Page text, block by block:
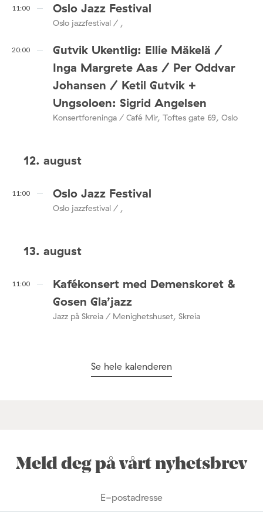
11:00 Oslo Jazz Festival
Oslo jazzfestival / ,
20:00
Gutvik Ukentlig: Ellie Mäkelä /
Inga Margrete Aas / Per Oddvar
Johansen / Ketil Gutvik +
Ungsoloen: Sigrid Angelsen
Konsertforeninga / Café Mir, Toftes gate 69, Oslo
12. august
11:00 Oslo Jazz Festival
Oslo jazzfestival / ,
13. august
11:00
Kafékonsert med Demenskoret &
Gosen Gla’jazz
Jazz på Skreia / Menighetshuset, Skreia
Se hele kalenderen
Meld deg på vårt nyhetsbrev